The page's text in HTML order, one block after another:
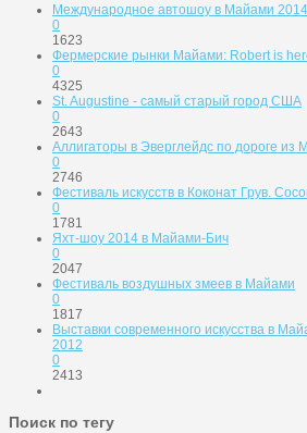
Международное автошоу в Майами 2014
0
1623
Фермерские рынки Майами: Robert is
0
4325
St. Augustine - самый старый город США
0
2643
Аллигаторы в Эверглейдс по дороге из
0
2746
Фестиваль искусств в Коконат Грув.
0
1781
Яхт-шоу 2014 в Майами-Бич
0
2047
Фестиваль воздушных змеев в Майами
0
1817
Выставки современного искусства в
2012
0
2413
Поиск по тегу